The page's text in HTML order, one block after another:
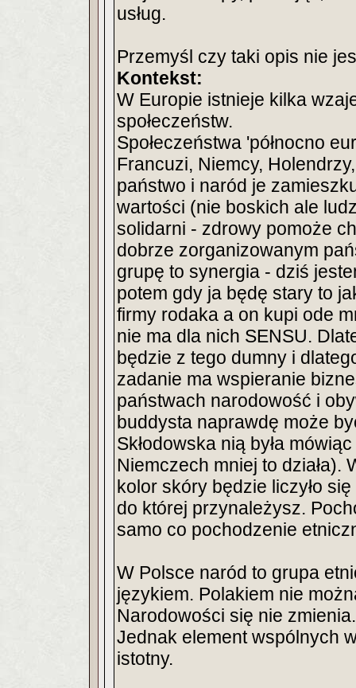
usług.
Przemyśl czy taki opis nie
Kontekst:
W Europie istnieje kilka
społeczeństw.
Społeczeństwa 'północno
Francuzi, Niemcy,
państwo i naród je
wartości (nie boskich ale
solidarni - zdrowy pomoże
dobrze zorganizowanym
grupę to synergia - dziś
potem gdy ja będę stary to
firmy rodaka a on kupi ode
nie ma dla nich SENSU.
będzie z tego dumny i
zadanie ma wspieranie
państwach narodowość i
buddysta naprawdę może
Skłodowska nią była
Niemczech mniej to działa).
kolor skóry będzie liczyło
do której przynależysz.
samo co pochodzenie
W Polsce naród to grupa
językiem. Polakiem nie
Narodowości się nie
Jednak element wspólnych
istotny.